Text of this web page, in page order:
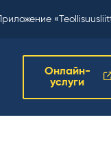
Приложение
Онлайн-
услуги